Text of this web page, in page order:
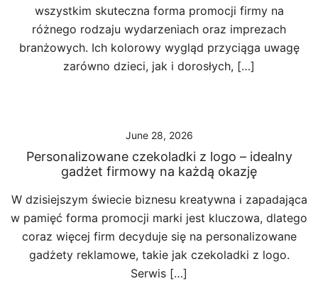
wszystkim skuteczna forma promocji firmy na
różnego rodzaju wydarzeniach oraz imprezach
branżowych. Ich kolorowy wygląd przyciąga uwagę
zarówno dzieci, jak i dorosłych, […]
June 28, 2026
Personalizowane czekoladki z logo – idealny
gadżet firmowy na każdą okazję
W dzisiejszym świecie biznesu kreatywna i zapadająca
w pamięć forma promocji marki jest kluczowa, dlatego
coraz więcej firm decyduje się na personalizowane
gadżety reklamowe, takie jak czekoladki z logo.
Serwis […]